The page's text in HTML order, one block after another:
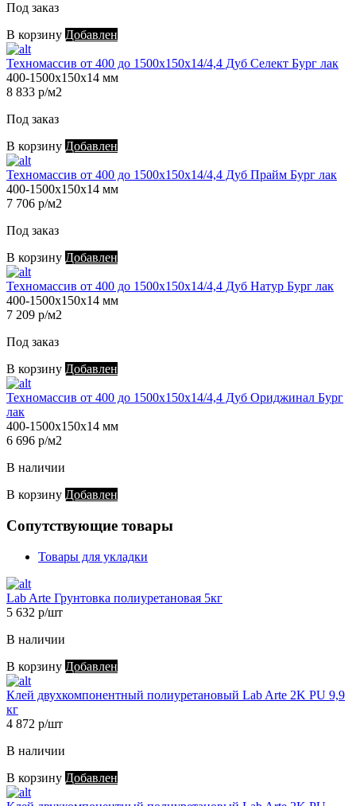
Под заказ
В корзину Добавлен
Техномассив от 400 до 1500х150х14/4,4 Дуб Селект Бург лак
400-1500х150х14 мм
8 833 р/м2
Под заказ
В корзину Добавлен
Техномассив от 400 до 1500х150х14/4,4 Дуб Прайм Бург лак
400-1500х150х14 мм
7 706 р/м2
Под заказ
В корзину Добавлен
Техномассив от 400 до 1500х150х14/4,4 Дуб Натур Бург лак
400-1500х150х14 мм
7 209 р/м2
Под заказ
В корзину Добавлен
Техномассив от 400 до 1500х150х14/4,4 Дуб Ориджинал Бург
лак
400-1500х150х14 мм
6 696 р/м2
В наличии
В корзину Добавлен
Сопутствующие товары
Товары для укладки
Lab Arte Грунтовка полиуретановая 5кг
5 632 р/шт
В наличии
В корзину Добавлен
Клей двухкомпонентный полиуретановый Lab Arte 2K PU 9,9
кг
4 872 р/шт
В наличии
В корзину Добавлен